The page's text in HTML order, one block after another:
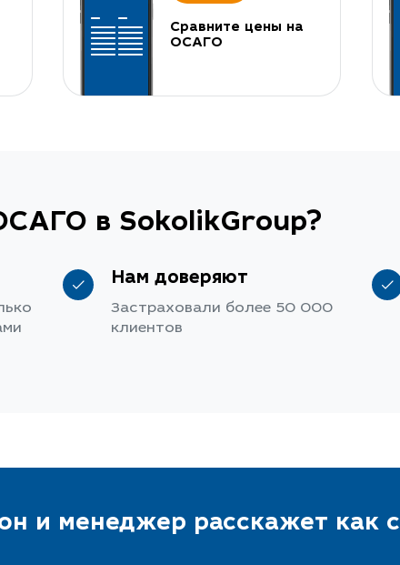
Сравните цены на
ОСАГО
в SokolikGroup?
Нам доверяют
Застраховали более 50 000
клиентов
и менеджер расскажет как